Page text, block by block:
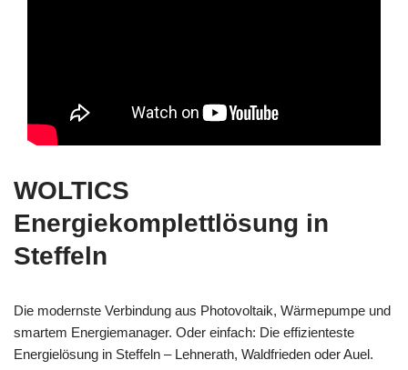
WOLTICS
Energiekomplettlösung in
Steffeln
Die modernste Verbindung aus Photovoltaik, Wärmepumpe und
smartem Energiemanager. Oder einfach: Die effizienteste
Energielösung in Steffeln – Lehnerath, Waldfrieden oder Auel.